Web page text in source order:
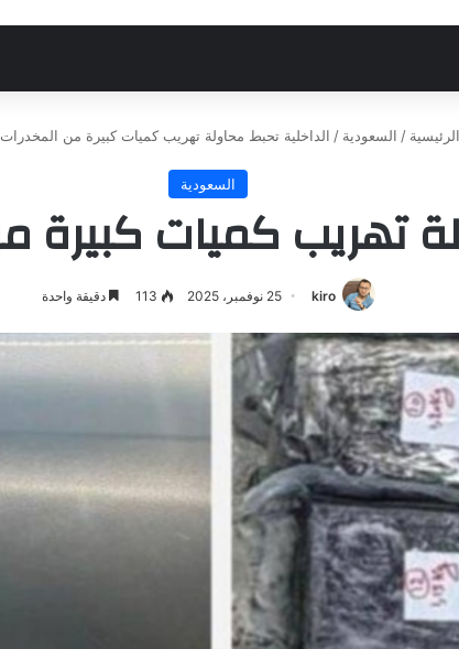
الرئيسية / السعودية / الداخلية تحبط محاولة تهريب كميات كبيرة من
السعودية
تهريب كميات كبيرة
kiro 25 نوفمبر، 2025 113 دقيقة واحدة